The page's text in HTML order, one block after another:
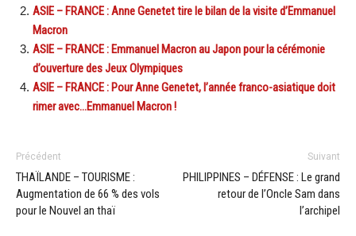
ASIE – FRANCE : Anne Genetet tire le bilan de la visite d’Emmanuel
Macron
ASIE – FRANCE : Emmanuel Macron au Japon pour la cérémonie
d’ouverture des Jeux Olympiques
ASIE – FRANCE : Pour Anne Genetet, l’année franco-asiatique doit
rimer avec…Emmanuel Macron !
Précédent
THAÏLANDE – TOURISME :
Augmentation de 66 % des vols
pour le Nouvel an thaï
Suivant
PHILIPPINES – DÉFENSE : Le grand
retour de l’Oncle Sam dans
l’archipel